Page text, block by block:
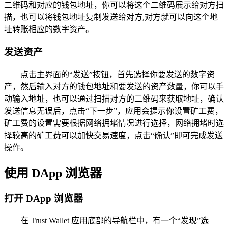
二维码和对应的钱包地址，你可以将这个二维码展示给对方扫
描，也可以将钱包地址复制发送给对方,对方就可以向这个地
址转账相应的数字资产。
发送资产
点击主界面的“发送”按钮，首先选择你要发送的数字资
产，然后输入对方的钱包地址和要发送的资产数量，你可以手
动输入地址，也可以通过扫描对方的二维码来获取地址，确认
发送信息无误后，点击“下一步”，应用会提示你设置矿工费，
矿工费的设置需要根据网络拥堵情况进行选择，网络拥堵时选
择较高的矿工费可以加快交易速度，点击“确认”即可完成发送
操作。
使用 DApp 浏览器
打开 DApp 浏览器
在 Trust Wallet 应用底部的导航栏中，有一个“发现”选